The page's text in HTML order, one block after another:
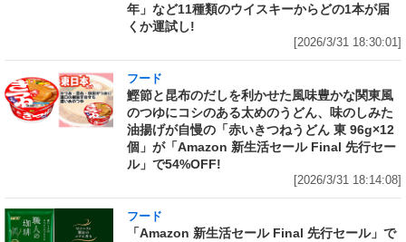
年」など11種類のウイスキーからどの1本が届
くか運試し!
[2026/3/31 18:30:01]
フード
鰹節と昆布のだしを利かせた風味豊かな関東風
のつゆにコシのある太めのうどん、味のしみた
油揚げが自慢の「赤いきつねうどん 東 96g×12
個」が「Amazon 新生活セール Final 先行セー
ル」で54%OFF!
[2026/3/31 18:14:08]
フード
「Amazon 新生活セール Final 先行セール」で